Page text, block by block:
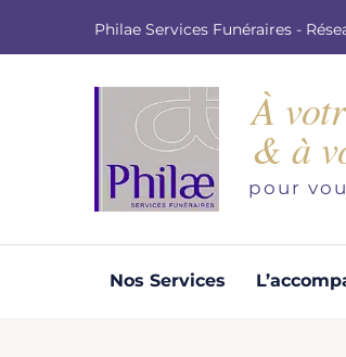
Philae Services Funéraires -
À
& à
pour
Nos Services